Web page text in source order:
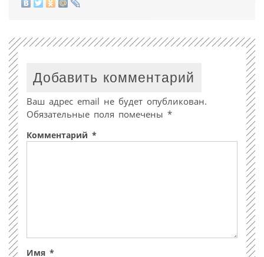
Добавить комментарий
Ваш адрес email не будет опубликован.
Обязательные поля помечены *
Комментарий *
Имя *